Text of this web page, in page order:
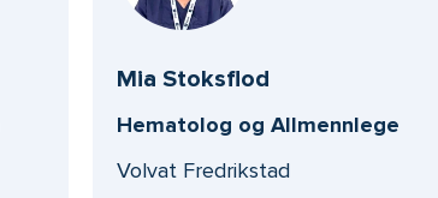
Mia Stoksflod
Hematolog og Allmennlege
Volvat Fredrikstad